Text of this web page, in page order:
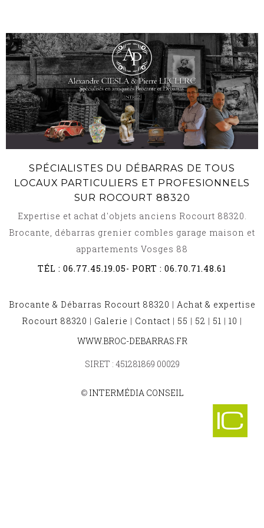
SPÉCIALISTES DU DÉBARRAS DE TOUS
LOCAUX PARTICULIERS ET PROFESIONNELS
SUR ROCOURT 88320
Expertise et achat d'objets anciens Rocourt 88320.
Brocante, débarras grenier combles garage maison et
appartements Vosges 88
TÉL : 06.77.45.19.05- PORT : 06.70.71.48.61
Brocante & Débarras Rocourt 88320 | Achat & expertise
Rocourt 88320 | Galerie | Contact | 55 | 52 | 51 | 10 |
BROCANTE ET DÉBARRAS BRANTIGNY 88130
BROCANTE ET DÉBARRAS POUXEUX 88550
BROCANTE ET DÉBARRAS SONCOURT 88170
BROCANTE ET DÉBARRAS ENTRE DEUX EAUX 88650-
WWW.BROC-DEBARRAS.FR
SIRET : 451281869 00029
© INTERMÉDIA CONSEIL